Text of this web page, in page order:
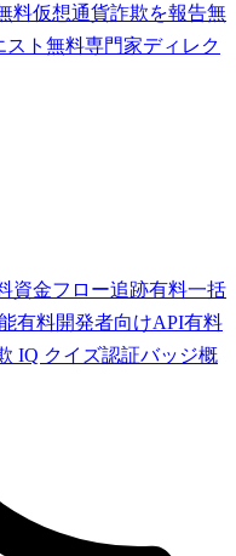
料仮想通貨詐欺を報告無
ト 無料専門家ディレク
資金フロー追跡有料一括
有料開発者向けAPI有料
IQ クイズ認証バッジ概